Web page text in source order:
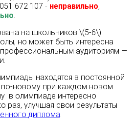
672 107 - неправильно,
.
на школьников \(5-6\)
но может быть интересна
аудиториям —
находятся в постоянной
по-новому при каждом новом
в олимпиаде интересно
раз, улучшая свои результаты
диплома.